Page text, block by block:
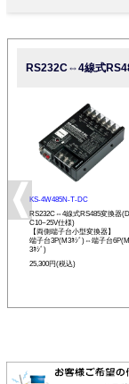
RS232C⇔4線式
KS-4W485N-T-DC
RS232C⇔4線式RS485変換器(D
C10~25V仕様)
【両側端子台小型変換器】
端子台3P(M3ﾈｼﾞ)⇔端子台6P(M
3ﾈｼﾞ)
25,300円(税込)